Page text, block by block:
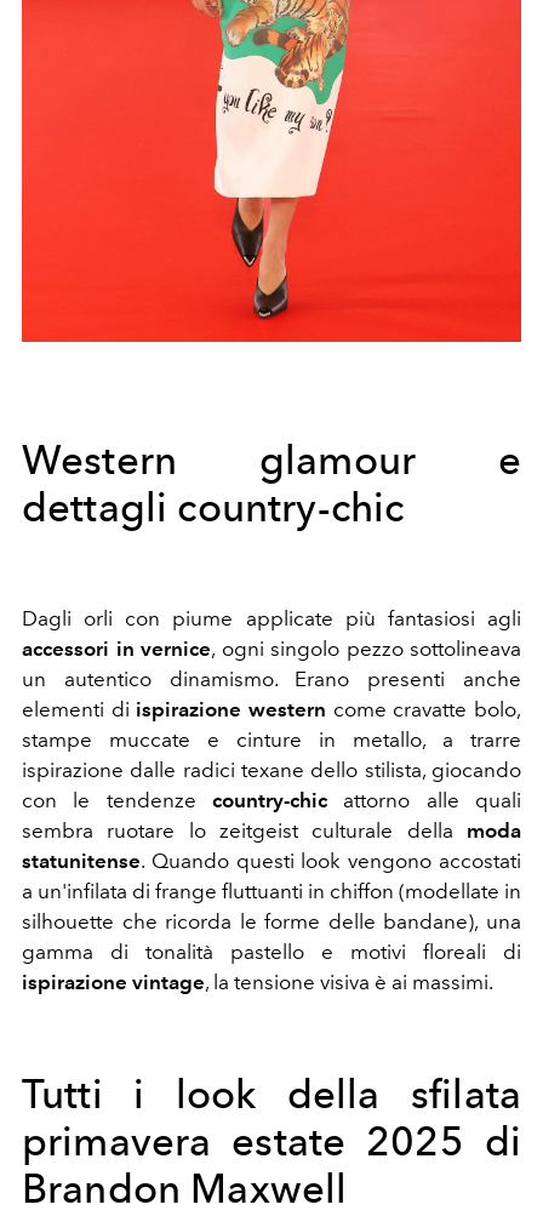
Western glamour e
dettagli country-chic
Dagli orli con piume applicate più fantasiosi agli
accessori in vernice, ogni singolo pezzo sottolineava
un autentico dinamismo. Erano presenti anche
elementi di ispirazione western come cravatte bolo,
stampe muccate e cinture in metallo, a trarre
ispirazione dalle radici texane dello stilista, giocando
con le tendenze country-chic attorno alle quali
sembra ruotare lo zeitgeist culturale della moda
statunitense. Quando questi look vengono accostati
a un'infilata di frange fluttuanti in chiffon (modellate in
silhouette che ricorda le forme delle bandane), una
gamma di tonalità pastello e motivi floreali di
ispirazione vintage, la tensione visiva è ai massimi.
Tutti i look della sfilata
primavera estate 2025 di
Brandon Maxwell